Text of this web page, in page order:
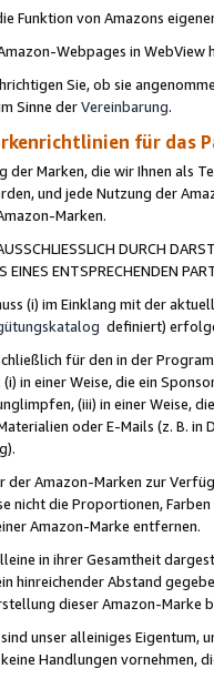
Funktion von Amazons
Webpages in WebView
Sie, ob sie
Sinne derVereinbarung.
für das
der Marken, die wir Ihnen als
und jede Nutzung der
Marken.
DURCH
ENTSPRECHENDEN
(i) im Einklang mit der
definiert)
für den in der
in einer Weise, die ein
(iii) in einer Weise,
oder E-Mails (z. B. in
der Amazon-Marken zur
nicht die Proportionen,
Amazon-Marke entfernen.
in ihrer Gesamtheit
hinreichender Abstand
dieser Amazon-Marke
unser alleiniges
Handlungen vornehmen,